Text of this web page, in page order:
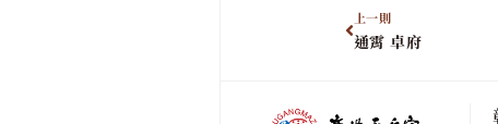
上一則
通霄 卓府